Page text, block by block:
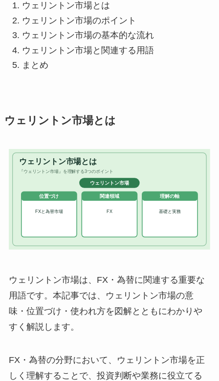
ウェリントン市場とは
ウェリントン市場のポイント
ウェリントン市場の基本的な流れ
ウェリントン市場と関連する用語
まとめ
ウェリントン市場とは
ウェリントン市場は、FX・為替に関連する重要な
用語です。本記事では、ウェリントン市場の意
味・位置づけ・使われ方を図解とともにわかりや
すく解説します。
FX・為替の分野において、ウェリントン市場を正
しく理解することで、投資判断や業務に役立てる